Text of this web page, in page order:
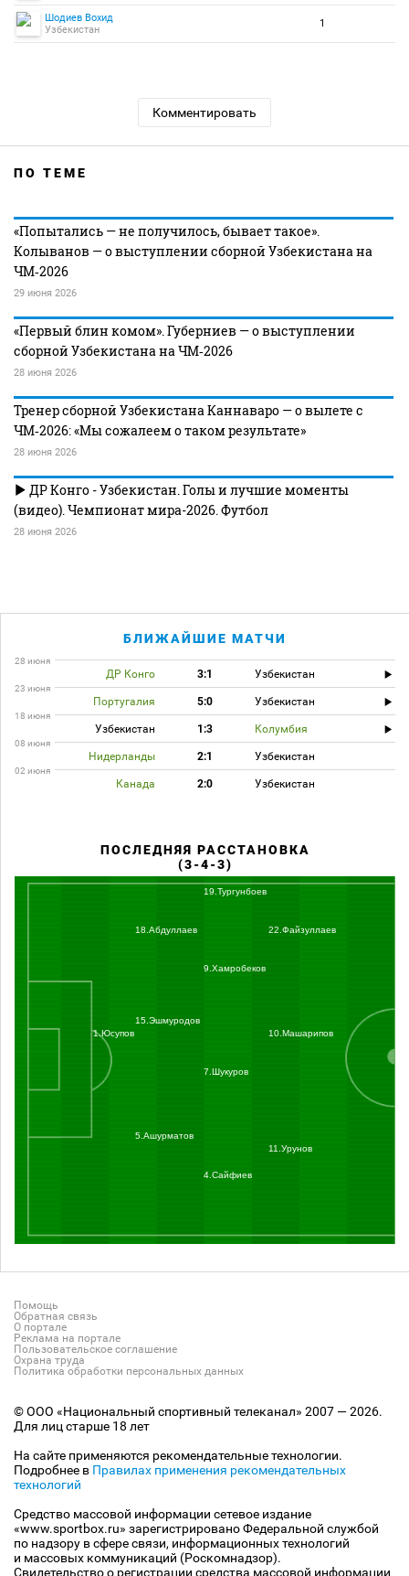
Шодиев Вохид
Узбекистан
1
Комментировать
ПО ТЕМЕ
«Попытались — не получилось, бывает такое».
Колыванов — о выступлении сборной Узбекистана на
ЧМ‑2026
29 июня 2026
«Первый блин комом». Губерниев — о выступлении
сборной Узбекистана на ЧМ‑2026
28 июня 2026
Тренер сборной Узбекистана Каннаваро — о вылете с
ЧМ‑2026: «Мы сожалеем о таком результате»
28 июня 2026
ДР Конго - Узбекистан. Голы и лучшие моменты
(видео). Чемпионат мира-2026. Футбол
28 июня 2026
БЛИЖАЙШИЕ МАТЧИ
28 июня
ДР Конго 3:1 Узбекистан
23 июня
Португалия 5:0 Узбекистан
18 июня
Узбекистан 1:3 Колумбия
08 июня
Нидерланды 2:1 Узбекистан
02 июня
Канада 2:0 Узбекистан
ПОСЛЕДНЯЯ РАССТАНОВКА
(3-4-3)
18.Абдуллаев
5.Ашурматов
10.Машарипов
4.Сайфиев
19.Тургунбоев
11.Урунов
22.Файзуллаев
9.Хамробеков
7.Шукуров
15.Эшмуродов
1.Юсупов
Помощь
Обратная связь
О портале
Реклама на портале
Пользовательское соглашение
Охрана труда
Политика обработки персональных данных
© ООО «Национальный спортивный телеканал» 2007 — 2026.
Для лиц старше 18 лет
На сайте применяются рекомендательные технологии.
Подробнее в Правилах применения рекомендательных
технологий
Средство массовой информации сетевое издание
«www.sportbox.ru» зарегистрировано Федеральной службой
по надзору в сфере связи, информационных технологий
и массовых коммуникаций (Роскомнадзор).
Свидетельство о регистрации средства массовой информации